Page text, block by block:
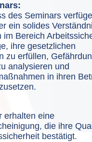
des Seminars
ein solides
im Bereich
ihre gesetzlichen
zu erfüllen,
analysieren und
in ihren
erhalten eine
die ihre
bestätigt.